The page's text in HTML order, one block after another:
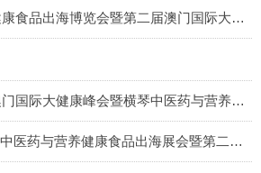
《横琴中医药与营养健康食品出海博览会暨第二届澳门国际大健康峰会》邀请函（PDF文件）
【展会新闻】第二届澳门国际大健康峰会暨横琴中医药与营养健康食品出海展会成功召开
【12月12-13日】“横琴中医药与营养健康食品出海展会暨第二届澳门国际大健康峰会”即将启幕